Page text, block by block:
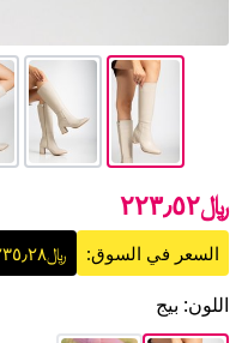
﷼٢٢٣٫٥٢
السعر في السوق: ﷼٢٣٥٫٢٨
اللون: بيج